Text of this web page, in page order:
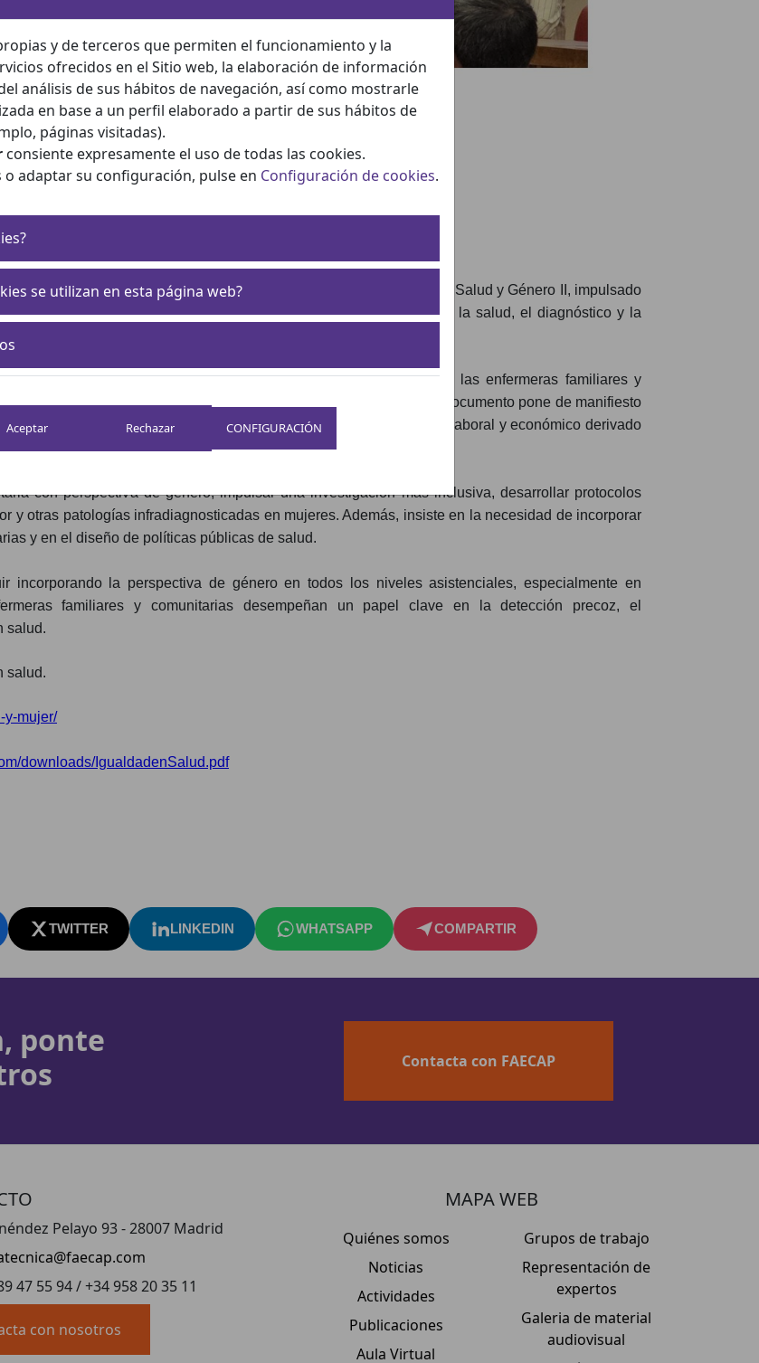
participa en el impulso del Libro Blanco Salud y Género II.
pendiente en el ámbito sanitario. Así lo evidencia el Libro Blanco Salud y Género II, impulsado
analiza cómo las desigualdades de género siguen condicionando la salud, el diagnóstico y la
por Rosa Martínez, cuya participación refuerza el compromiso de las enfermeras familiares y
sensible y centrada en las necesidades reales de las mujeres. El documento pone de manifiesto
diagnósticos más tardíos y afrontan un mayor impacto social, laboral y económico derivado
con perspectiva de género, impulsar una investigación más inclusiva, desarrollar protocolos
y otras patologías infradiagnosticadas en mujeres. Además, insiste en la necesidad de incorporar
y en el diseño de políticas públicas de salud.
incorporando la perspectiva de género en todos los niveles asistenciales, especialmente en
familiares y comunitarias desempeñan un papel clave en la detección precoz, el
salud.
salud.
y-mujer/
downloads/IgualdadenSalud.pdf
TWITTER LINKEDIN WHATSAPP COMPARTIR
ponte
Contacta con FAECAP
Pelayo 93 - 28007 Madrid
47 55 94 / +34 958 20 35 11
con nosotros
MAPA WEB
Quiénes somos
Noticias
Actividades
Publicaciones
Aula Virtual
Grupos de trabajo
Representación de
expertos
Galeria de material
audiovisual
y de terceros que permiten el funcionamiento y la
ofrecidos en el Sitio web, la elaboración de información
análisis de sus hábitos de navegación, así como mostrarle
en base a un perfil elaborado a partir de sus hábitos de
páginas visitadas).
consiente expresamente el uso de todas las cookies.
o adaptar su configuración, pulse en Configuración de cookies.
se utilizan en esta página web?
CONFIGURACIÓN